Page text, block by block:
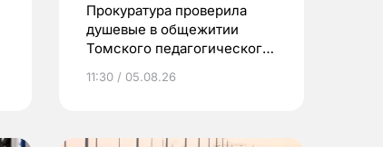
Прокуратура проверила
душевые в общежитии
Томского педагогического
11:30 / 05.08.26